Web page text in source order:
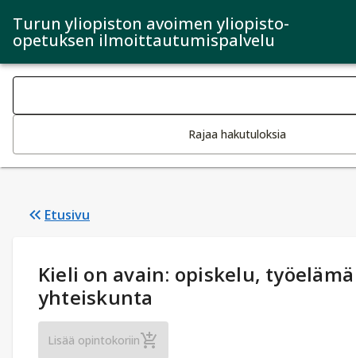
Turun yliopiston avoimen yliopisto-
opetuksen ilmoittautumispalvelu
Haku kategoriat
Rajaa hakutuloksia
Etusivu
Opintotiedot:
Kieli on avain: opiskelu,
yhteiskunta
Lisää opintokoriinKieli on avain: opiskelu, työelämä ja